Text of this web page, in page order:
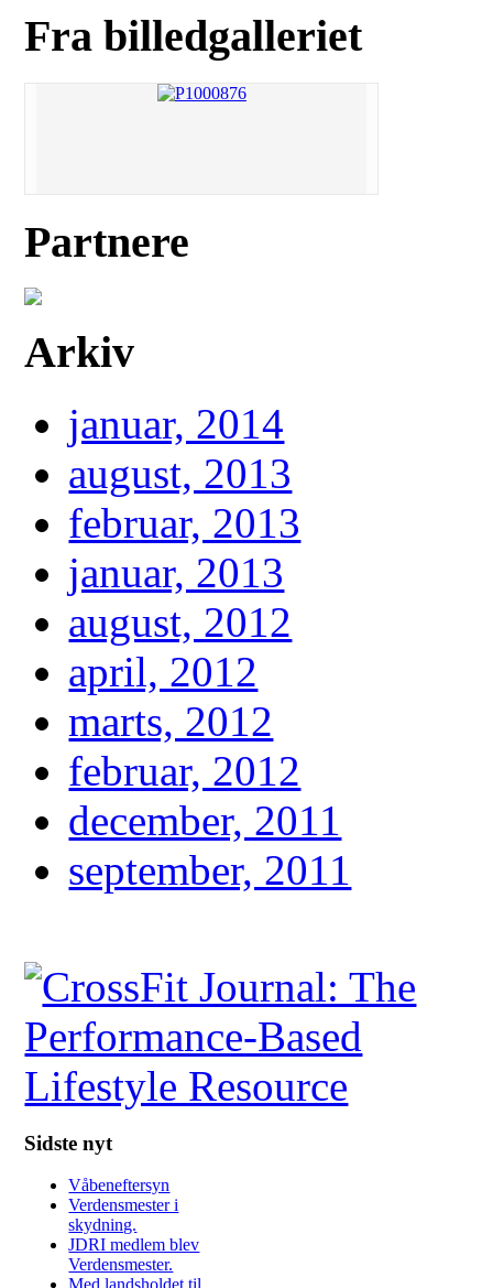
Fra billedgalleriet
Partnere
Arkiv
januar, 2014
august, 2013
februar, 2013
januar, 2013
august, 2012
april, 2012
marts, 2012
februar, 2012
december, 2011
september, 2011
Sidste nyt
Våbeneftersyn
Verdensmester i
skydning.
JDRI medlem blev
Verdensmester.